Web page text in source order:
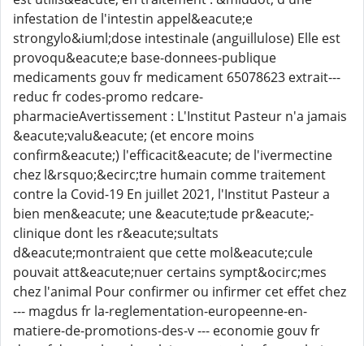
infestation de l'intestin appel&eacute;e
strongylo&iuml;dose intestinale (anguillulose) Elle est
provoqu&eacute;e base-donnees-publique
medicaments gouv fr medicament 65078623 extrait---
reduc fr codes-promo redcare-
pharmacieAvertissement : L'Institut Pasteur n'a jamais
&eacute;valu&eacute; (et encore moins
confirm&eacute;) l'efficacit&eacute; de l'ivermectine
chez l&rsquo;&ecirc;tre humain comme traitement
contre la Covid-19 En juillet 2021, l'Institut Pasteur a
bien men&eacute; une &eacute;tude pr&eacute;-
clinique dont les r&eacute;sultats
d&eacute;montraient que cette mol&eacute;cule
pouvait att&eacute;nuer certains sympt&ocirc;mes
chez l'animal Pour confirmer ou infirmer cet effet chez
--- magdus fr la-reglementation-europeenne-en-
matiere-de-promotions-des-v --- economie gouv fr